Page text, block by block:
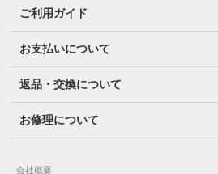
ご利用ガイド
お支払いについて
返品・交換について
お修理について
会社概要